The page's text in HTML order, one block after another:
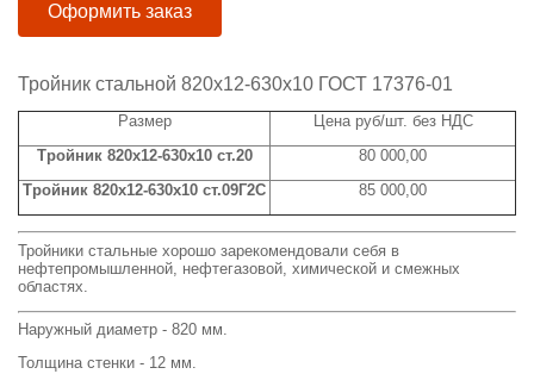
Оформить заказ
Тройник стальной 820x12-630x10 ГОСТ 17376-01
Размер
Цена руб/шт. без НДС
Тройник 820x12-630x10 ст.20
80 000,00
Тройник 820x12-630x10 ст.09Г2С
85 000,00
Тройники стальные хорошо зарекомендовали себя в
нефтепромышленной, нефтегазовой, химической и смежных
областях.
Наружный диаметр - 820 мм.
Толщина стенки - 12 мм.